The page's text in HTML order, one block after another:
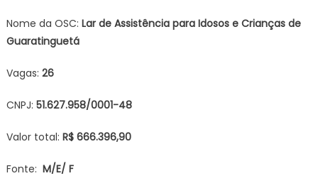
Nome da OSC: Lar de Assistência para Idosos e Crianças de
Guaratinguetá
Vagas: 26
CNPJ: 51.627.958/0001-48
Valor total: R$ 666.396,90
Fonte: M/E/ F